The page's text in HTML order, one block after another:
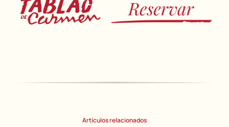
Artículos relacionados